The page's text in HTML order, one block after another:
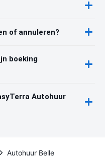
of annuleren?
boeking
Autohuur
Autohuur Belle